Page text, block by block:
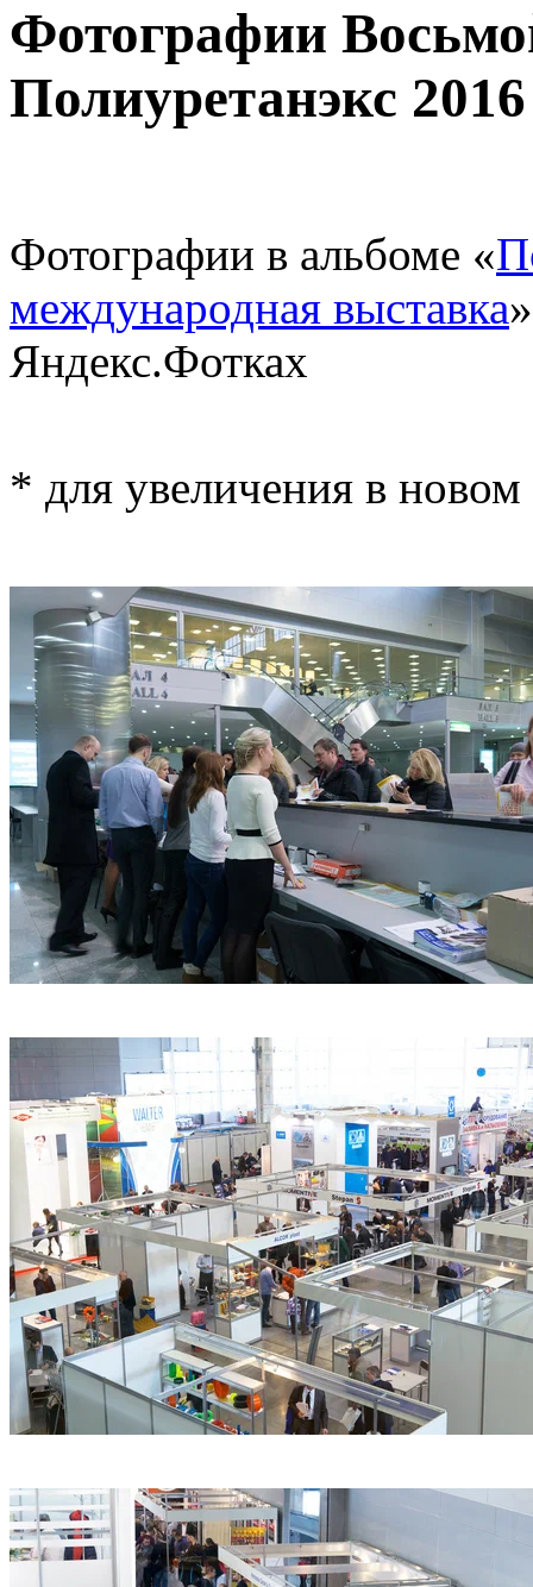
Фотографии
Полиуретанэкс 2016
Фотографии в альбоме «
международная выставка
Яндекс.Фотках
* для увеличения в